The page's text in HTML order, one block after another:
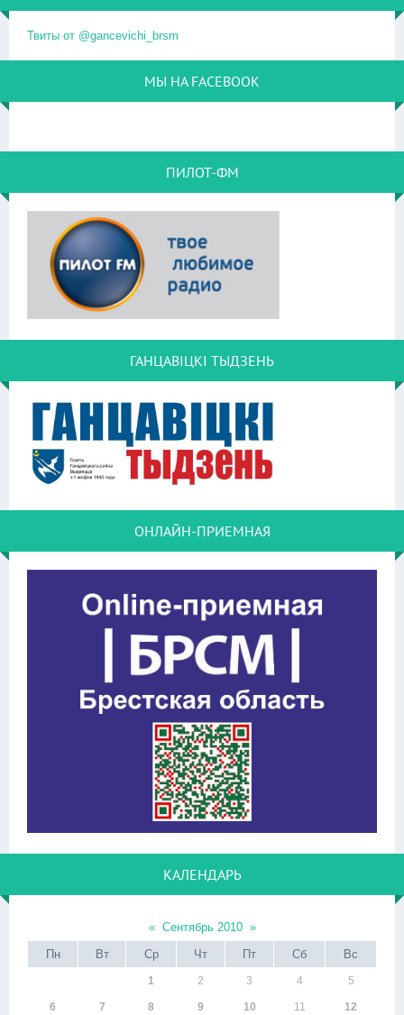
Твиты от @gancevichi_brsm
МЫ НА FACEBOOK
ПИЛОТ-ФМ
ГАНЦАВІЦКІ ТЫДЗЕНЬ
ОНЛАЙН-ПРИЕМНАЯ
КАЛЕНДАРЬ
« Сентябрь 2010 »
Пн
Вт Ср Чт Пт Сб Вс
1 2 3 4 5
6 7 8 9 10 11 12